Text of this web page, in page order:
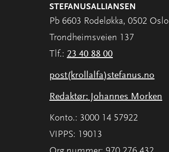
STEFANUSALLIANSEN
Pb 6603 Rodeløkka, 0502 Oslo
Trondheimsveien 137
Tlf.: 23 40 88 00
post(krollalfa)stefanus.no
Redaktør: Johannes Morken
Konto.: 3000 14 57922
VIPPS: 19013